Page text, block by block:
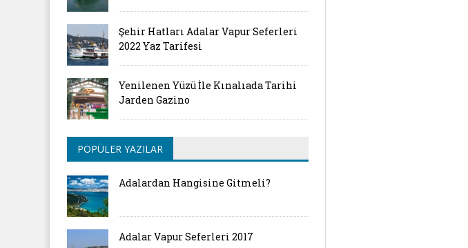
Şehir Hatları Adalar Vapur Seferleri
2022 Yaz Tarifesi
Yenilenen Yüzü İle Kınalıada Tarihi
Jarden Gazino
POPÜLER YAZILAR
Adalardan Hangisine Gitmeli?
Adalar Vapur Seferleri 2017